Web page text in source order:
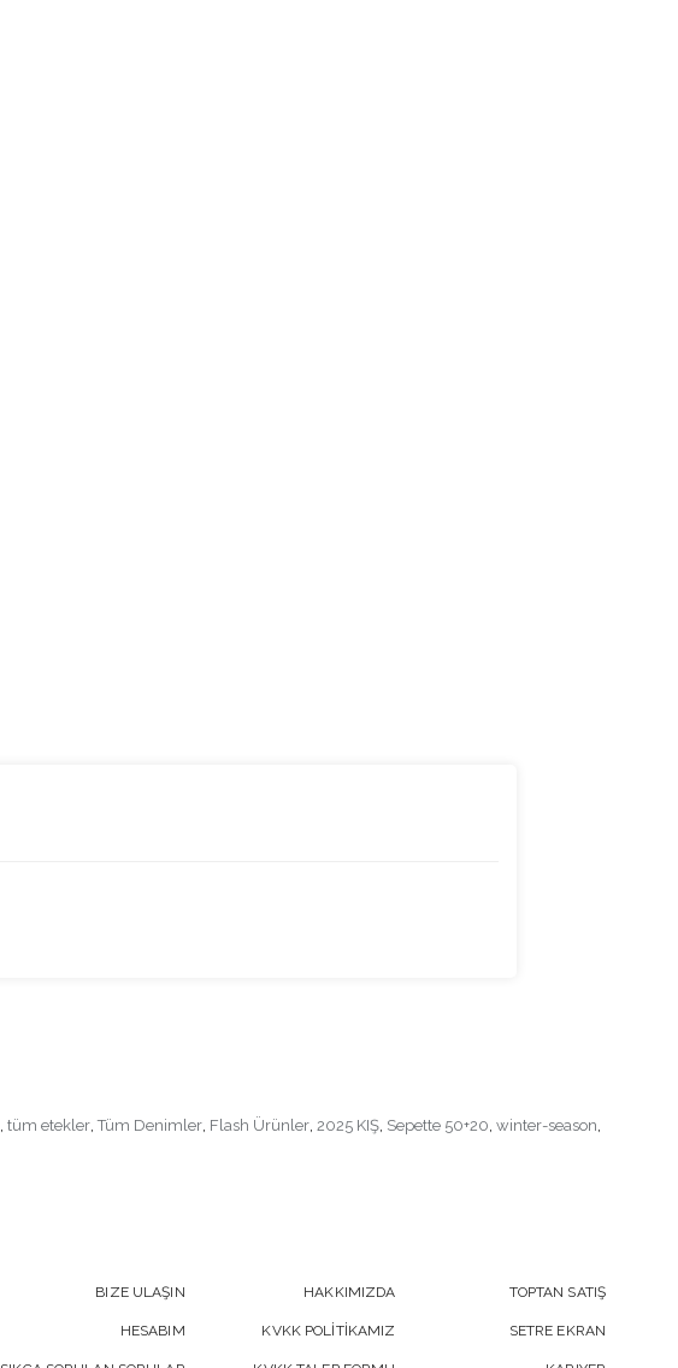
tüm etekler Tüm Denimler Flash Ürünler 2025 KIŞ Sepette 50+20 winter-season
BIZE ULAŞIN
HESABIM
HAKKIMIZDA
KVKK POLİTİKAMIZ
TOPTAN SATIŞ
SETRE EKRAN